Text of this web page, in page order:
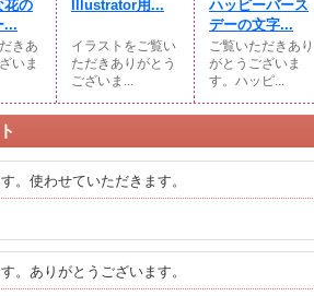
花の
...
きあ
いま
Illustrator用...
イラストをご覧い
ただきありがとう
ございま...
ハッピーバース
デーの文字...
ご覧いただきあり
がとうございま
す。ハッピ...
。使わせていただきます。
。ありがとうございます。